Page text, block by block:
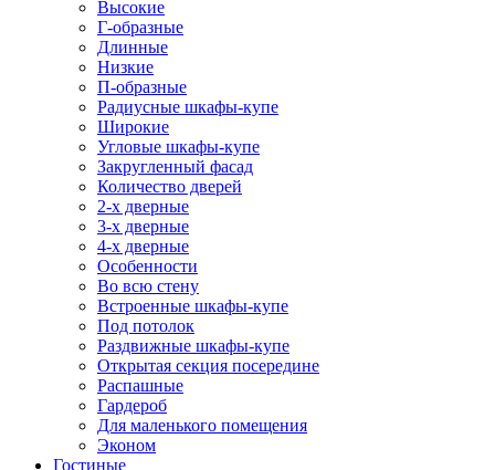
Высокие
Г-образные
Длинные
Низкие
П-образные
Радиусные шкафы-купе
Широкие
Угловые шкафы-купе
Закругленный фасад
Количество дверей
2-х дверные
3-х дверные
4-х дверные
Особенности
Во всю стену
Встроенные шкафы-купе
Под потолок
Раздвижные шкафы-купе
Открытая секция посередине
Распашные
Гардероб
Для маленького помещения
Эконом
Гостиные